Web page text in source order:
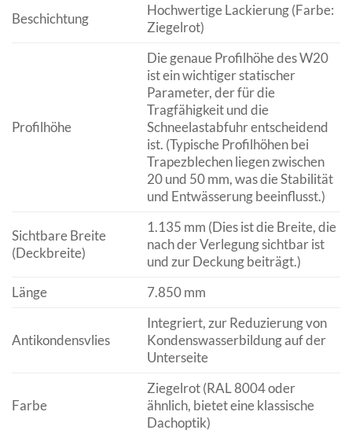
Beschichtung
Hochwertige Lackierung (Farbe:
Ziegelrot)
Profilhöhe
Die genaue Profilhöhe des W20
ist ein wichtiger statischer
Parameter, der für die
Tragfähigkeit und die
Schneelastabfuhr entscheidend
ist. (Typische Profilhöhen bei
Trapezblechen liegen zwischen
20 und 50 mm, was die Stabilität
und Entwässerung beeinflusst.)
Sichtbare Breite
(Deckbreite)
1.135 mm (Dies ist die Breite, die
nach der Verlegung sichtbar ist
und zur Deckung beiträgt.)
Länge
7.850 mm
Antikondensvlies
Integriert, zur Reduzierung von
Kondenswasserbildung auf der
Unterseite
Farbe
Ziegelrot (RAL 8004 oder
ähnlich, bietet eine klassische
Dachoptik)